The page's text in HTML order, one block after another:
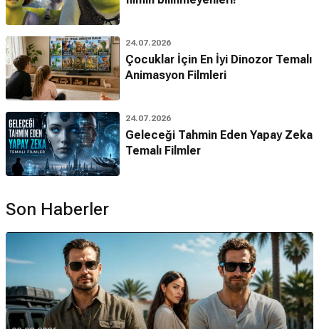
24.07.2026
Çocuklar İçin En İyi Dinozor Temalı
Animasyon Filmleri
24.07.2026
Geleceği Tahmin Eden Yapay Zeka
Temalı Filmler
Son Haberler